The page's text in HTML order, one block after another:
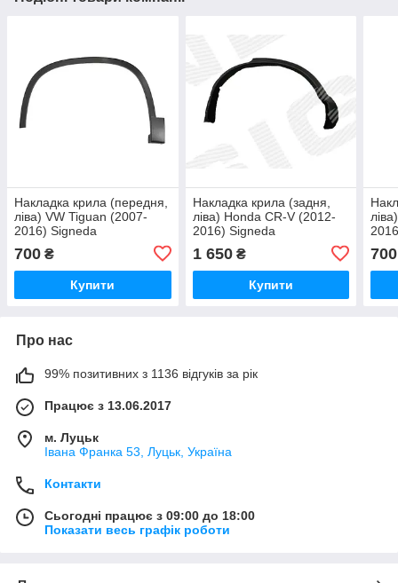
Накладка крила (передня,
ліва) VW Tiguan (2007-
2016) Signeda
700 ₴
Купити
Накладка крила (задня,
ліва) Honda CR-V (2012-
2016) Signeda
1 650₴
Купити
700
Про нас
99% позитивних з 1136 відгуків за рік
Працює з 13.06.2017
м. Луцьк
Івана Франка 53, Луцьк, Україна
Контакти
Сьогодні працює з 09:00 до 18:00
Показати весь графік роботи